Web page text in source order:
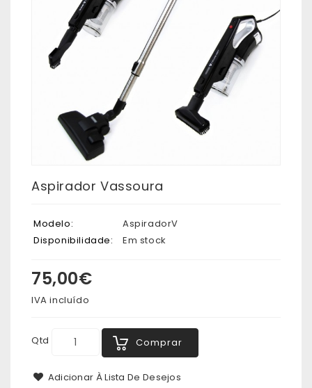
Aspirador Vassoura
Modelo:
AspiradorV
Disponibilidade:
Em stock
75,00€
IVA incluído
Qtd Comprar
Adicionar À Lista De Desejos